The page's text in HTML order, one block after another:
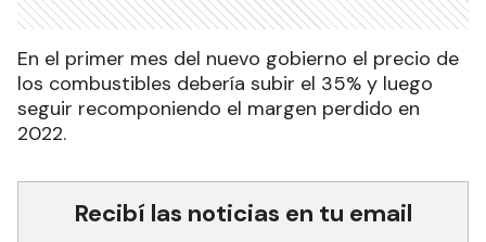
En el primer mes del nuevo gobierno el precio de
los combustibles debería subir el 35% y luego
seguir recomponiendo el margen perdido en
2022.
Recibí las noticias en tu email